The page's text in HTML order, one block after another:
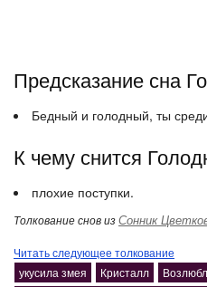
Предсказание сна
Бедный и голодный, ты
К чему снится
плохие поступки.
Толкование снов изСонник
Читать следующее толкование
укусила змея
Кристалл